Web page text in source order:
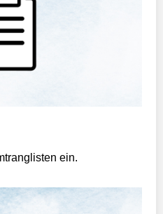
ein.